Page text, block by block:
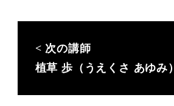
植草 歩（うえくさ あゆみ）